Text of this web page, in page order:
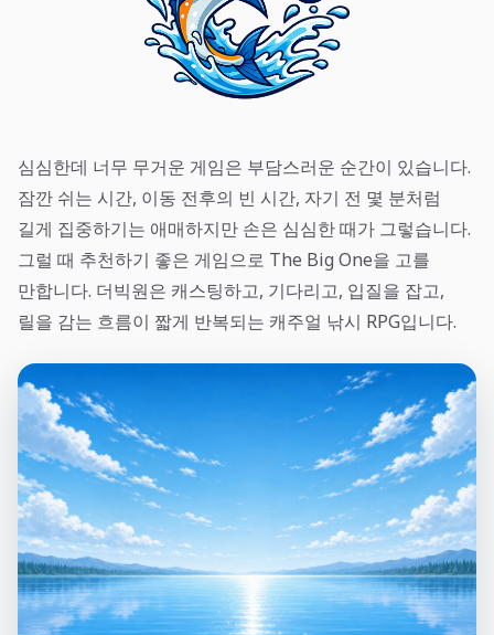
심심한데 너무 무거운 게임은 부담스러운 순간이 있습니다.
잠깐 쉬는 시간, 이동 전후의 빈 시간, 자기 전 몇 분처럼
길게 집중하기는 애매하지만 손은 심심한 때가 그렇습니다.
그럴 때 추천하기 좋은 게임으로 The Big One을 고를
만합니다. 더빅원은 캐스팅하고, 기다리고, 입질을 잡고,
릴을 감는 흐름이 짧게 반복되는 캐주얼 낚시 RPG입니다.